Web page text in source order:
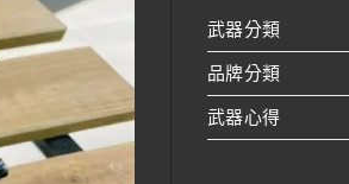
武器分類
品牌分類
武器心得